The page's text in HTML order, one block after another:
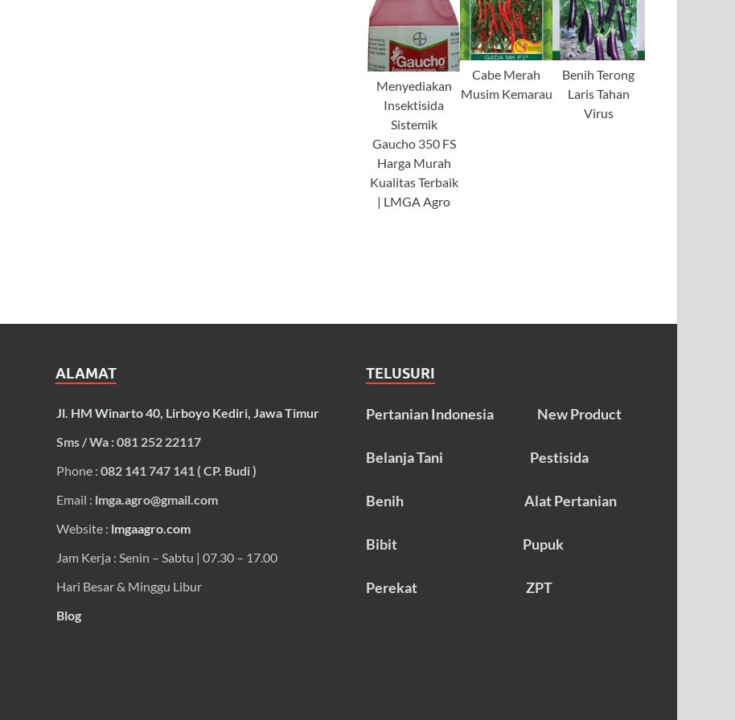
Menyediakan
Insektisida
Sistemik
Gaucho 350 FS
Harga Murah
Kualitas Terbaik
| LMGA Agro
Cabe Merah
Musim Kemarau
Benih Terong
Laris Tahan
Virus
ALAMAT
Jl. HM Winarto 40, Lirboyo Kediri, Jawa Timur
Sms / Wa : 081 252 22117
Phone : 082 141 747 141 ( CP. Budi )
Email : lmga.agro@gmail.com
Website : lmgaagro.com
Jam Kerja : Senin – Sabtu | 07.30 – 17.00
Hari Besar & Minggu Libur
Blog
TELUSURI
Pertanian Indonesia New Product
Belanja Tani Pestisida
Benih Alat Pertanian
Bibit Pupuk
Perekat ZPT